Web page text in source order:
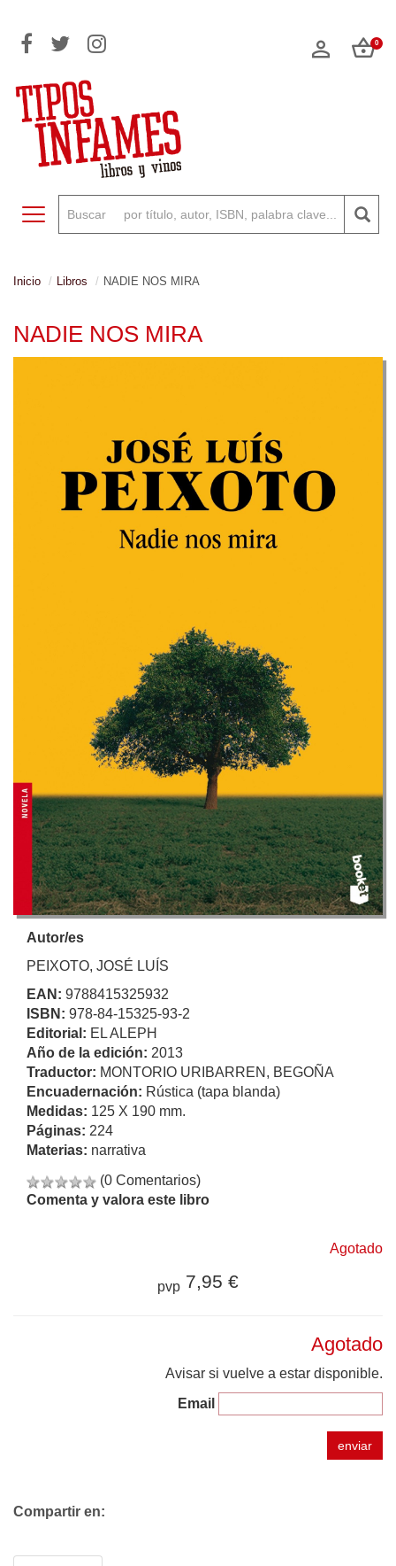
0
Toggle navigation
Inicio Libros NADIE NOS MIRA
NADIE NOS MIRA
Autor/es
PEIXOTO, JOSÉ LUÍS
EAN: 9788415325932
ISBN: 978-84-15325-93-2
Editorial: EL ALEPH
Año de la edición: 2013
Traductor: MONTORIO URIBARREN, BEGOÑA
Encuadernación: Rústica (tapa blanda)
Medidas: 125 X 190 mm.
Páginas: 224
Materias: narrativa
(0 Comentarios)
Comenta y valora este libro
Agotado
pvp 7,95 €
Agotado
Avisar si vuelve a estar disponible.
Email
enviar
Compartir en: